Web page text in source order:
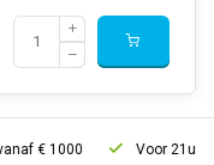
€ 1000 Voor 21u